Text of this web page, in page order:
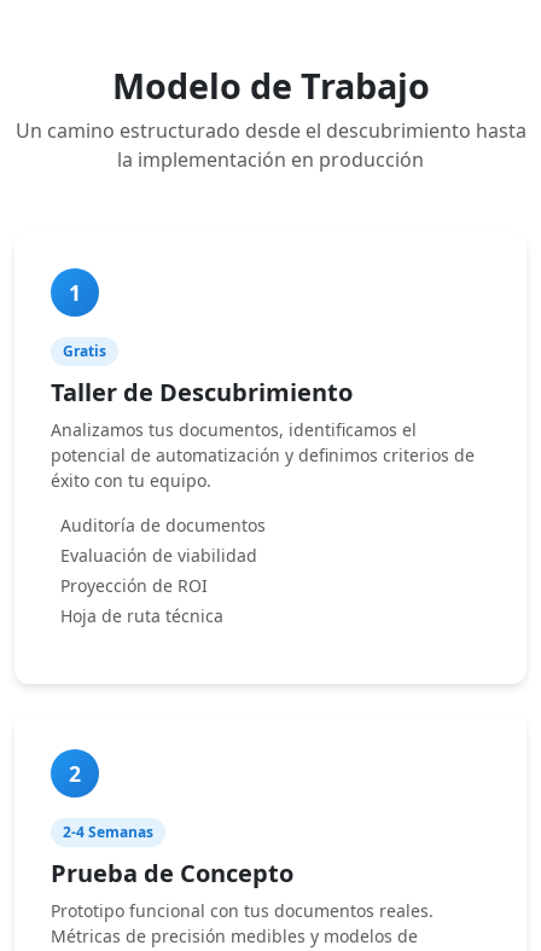
Modelo de Trabajo
Un camino estructurado desde el descubrimiento hasta
la implementación en producción
1
Gratis
Taller de Descubrimiento
Analizamos tus documentos, identificamos el
potencial de automatización y definimos criterios de
éxito con tu equipo.
Auditoría de documentos
Evaluación de viabilidad
Proyección de ROI
Hoja de ruta técnica
2
2-4 Semanas
Prueba de Concepto
Prototipo funcional con tus documentos reales.
Métricas de precisión medibles y modelos de